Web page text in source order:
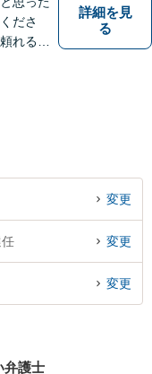
ださ
れる弁
詳細を見
る
変更
変更
変更
弁護士